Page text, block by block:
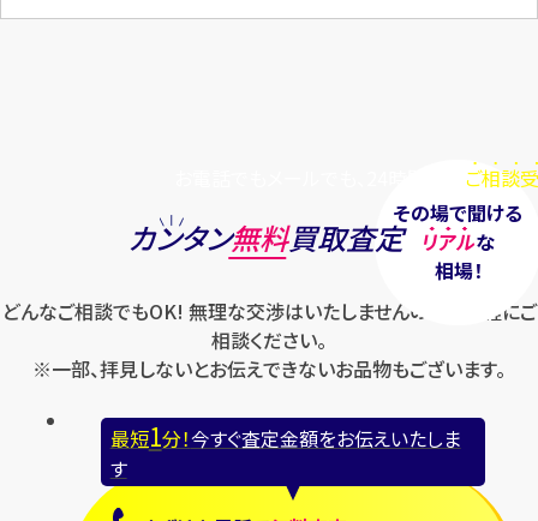
ご相談
その場で聞ける
リアルな
相場！
カンタン無料買取査定
どんなご相談でもOK! 無理な交渉はいたしませんのでお気軽にご
相談ください。
※一部、拝見しないとお伝えできないお品物もございます。
最短1分！今すぐ査定金額をお伝えいたしま
す